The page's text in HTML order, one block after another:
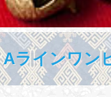
ラインワン